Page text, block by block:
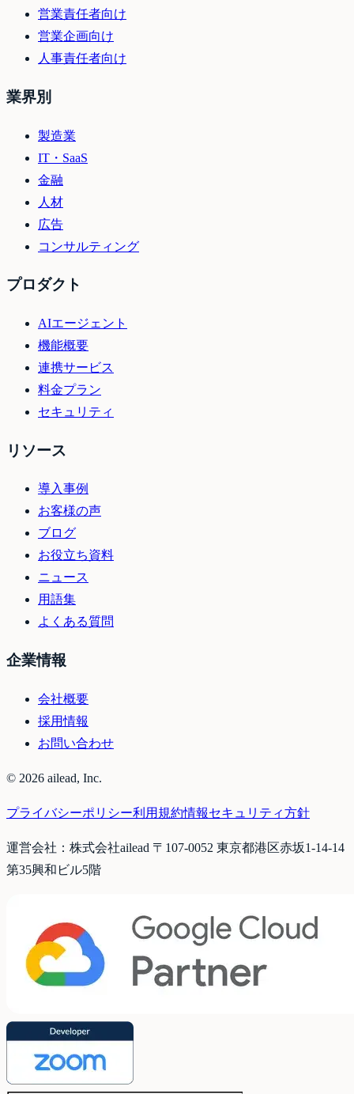
営業責任者向け
営業企画向け
人事責任者向け
業界別
製造業
IT・SaaS
金融
人材
広告
コンサルティング
プロダクト
AIエージェント
機能概要
連携サービス
料金プラン
セキュリティ
リソース
導入事例
お客様の声
ブログ
お役立ち資料
ニュース
用語集
よくある質問
企業情報
会社概要
採用情報
お問い合わせ
© 2026 ailead, Inc.
プライバシーポリシー利用規約情報セキュリティ方針
運営会社：株式会社ailead 〒107-0052 東京都港区赤坂1-14-14
第35興和ビル5階